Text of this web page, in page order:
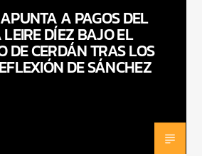
A PAGOS DEL
DÍEZ BAJO EL
DE CERDÁN TRAS LOS
DE SÁNCHEZ